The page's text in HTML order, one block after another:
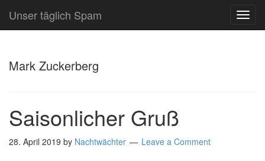
Unser täglich Spam
Mark Zuckerberg
Saisonlicher Gruß
28. April 2019 by Nachtwächter Leave a Comment